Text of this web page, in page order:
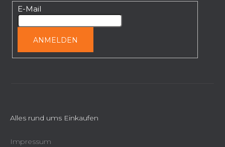
E-Mail
ANMELDEN
Alles rund ums Einkaufen
Impressum